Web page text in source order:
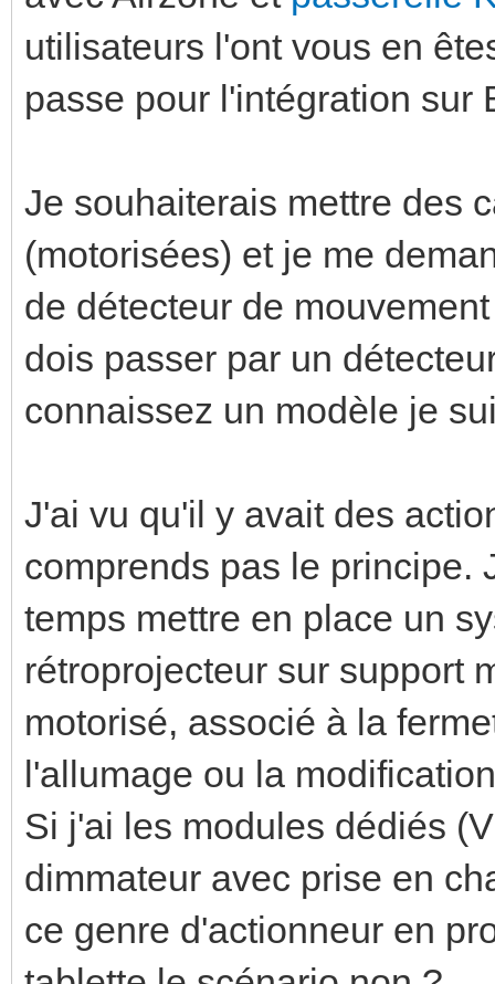
utilisateurs l'ont vous en
passe pour l'intégration sur
Je souhaiterais mettre des
(motorisées) et je me
de détecteur de
dois passer par un
connaissez un modèle je
J'ai vu qu'il y avait des
comprends pas le principe.
temps mettre en place un
rétroprojecteur sur support
motorisé, associé à la
l'allumage ou la
Si j'ai les modules dédiés
dimmateur avec prise en
ce genre d'actionneur en